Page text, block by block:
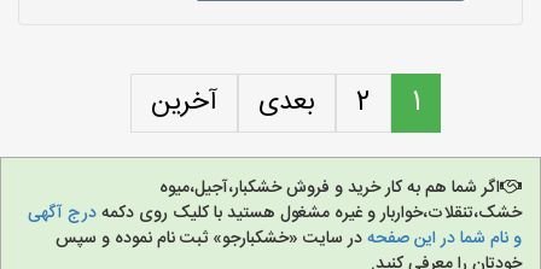
1
2 بعدی آخرین
اگر شما هم به کار خرید و فروش خشکبار،آجیل،میوه
خشک،تنقلات،خواربار و غیره مشغول هستید با کلیک روی دکمهدرج آگهی
و نام شما در این صفحهدر سایت «خشکبارجو» ثبت نام نموده و سپس